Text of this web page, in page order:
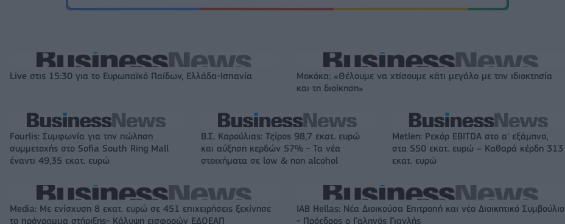
Live στις 15:30 για το Ευρωπαϊκό Παίδων, Ελλάδα-Ισπανία
Μοκόκα: «Θέλουμε να χτίσουμε κάτι μεγάλο με την ιδιοκτησία
και τη διοίκηση»
Fourlis: Συμφωνία για την πώληση
συμμετοχής στο Sofia South Ring Mall
έναντι 49,35 εκατ. ευρώ
Β.Σ. Καρούλιας: Τζίρος 98,7 εκατ. ευρώ
και αύξηση κερδών 57% - Τα νέα
στοιχήματα σε low & non alcohol
Metlen: Ρεκόρ EBITDA στο α' εξάμηνο,
στα 550 εκατ. ευρώ – Καθαρά κέρδη 313
εκατ. ευρώ
Media: Με ενίσχυση 8 εκατ. ευρώ σε 451 επιχειρήσεις ξεκίνησε
το πρόγραμμα στήριξης- Κάλυψη εισφορών ΕΔΟΕΑΠ
IAB Hellas: Νέα Διοικούσα Επιτροπή και νέο Διοικητικό Συμβούλιο
- Πρόεδρος ο Γαληνός Γιαγλής